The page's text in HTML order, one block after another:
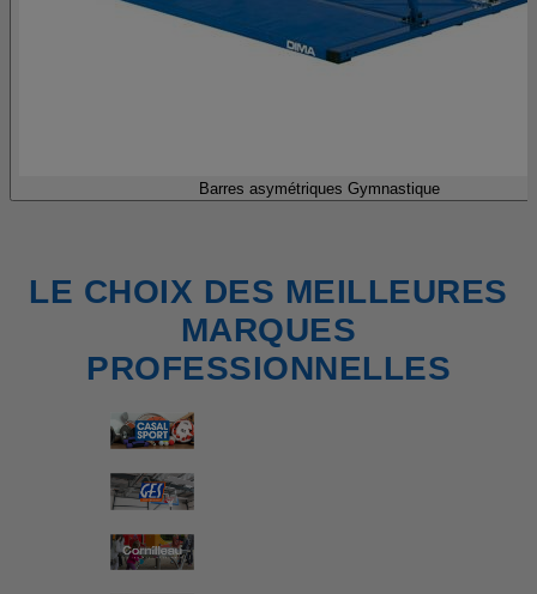
Barres asymétriques Gymnastique
LE CHOIX DES MEILLEURES
MARQUES
PROFESSIONNELLES